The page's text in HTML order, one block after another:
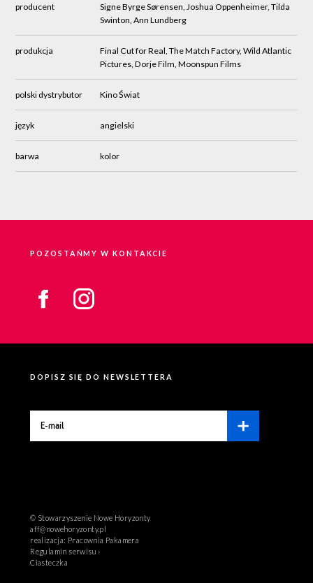
producent
Signe Byrge Sørensen, Joshua Oppenheimer, Tilda
Swinton, Ann Lundberg
produkcja
Final Cut for Real, The Match Factory, Wild Atlantic
Pictures, Dorje Film, Moonspun Films
polski dystrybutor Kino Świat
język angielski
barwa kolor
POZOSTAŃMY W KONTAKCIE
DOPISZ SIĘ DO NEWSLETTERA
© Stowarzyszenie Nowe Horyzonty
aff@nowehoryzonty.pl
realizacja: Pracownia Pakamera
Regulamin serwisu ›
Ciasteczka